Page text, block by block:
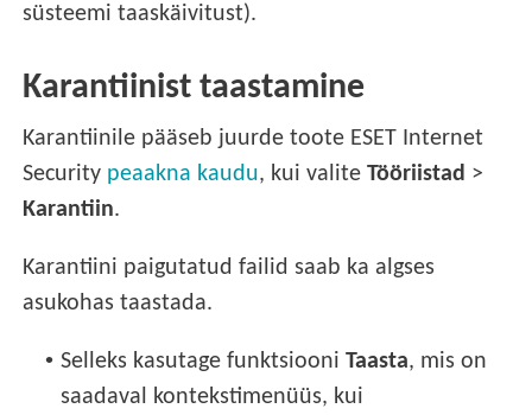
süsteemi taaskäivitust).
Karantiinist taastamine
Karantiinile pääseb juurde toote ESET Internet
Security peaakna kaudu, kui valiteTööriistad >
Karantiin.
Karantiini paigutatud failid saab ka algses
asukohas taastada.
• Selleks kasutage funktsiooniTaasta, mis on
saadaval kontekstimenüüs, kui